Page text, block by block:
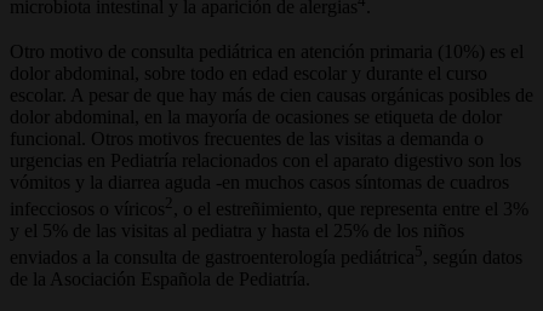
microbiota intestinal y la aparición de alergias
Otro motivo de consulta pediátrica en atención primaria (10%) es el
dolor abdominal, sobre todo en edad escolar y durante el curso
escolar. A pesar de que hay más de cien causas orgánicas posibles de
dolor abdominal, en la mayoría de ocasiones se etiqueta de dolor
funcional. Otros motivos frecuentes de las visitas a demanda o
urgencias en Pediatría relacionados con el aparato digestivo son los
vómitos y la diarrea aguda -en muchos casos síntomas de cuadros
infecciosos o víricos
, o el estreñimiento, que representa entre el 3%
y el 5% de las visitas al pediatra y hasta el 25% de los niños
enviados a la consulta de gastroenterología pediátrica5 , según datos
de la Asociación Española de Pediatría.